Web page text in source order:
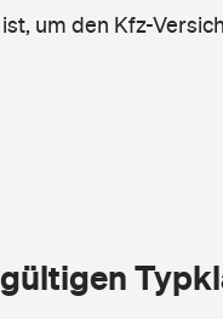
um den Kfz-